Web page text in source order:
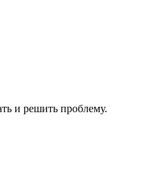
и решить проблему.